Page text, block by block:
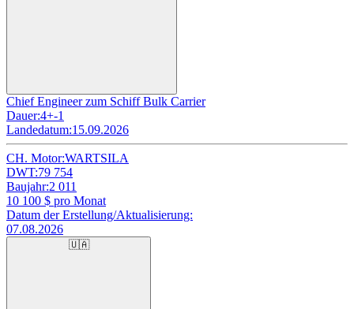
Chief Engineer zum Schiff Bulk Carrier
Dauer:4+-1
Landedatum:15.09.2026
CH. Motor:WARTSILA
DWT:79 754
Baujahr:2 011
10 100 $ pro Monat
Datum der Erstellung/Aktualisierung:
07.08.2026
🇺🇦